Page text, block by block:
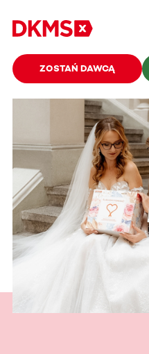
ZOSTAŃ DAWCĄ